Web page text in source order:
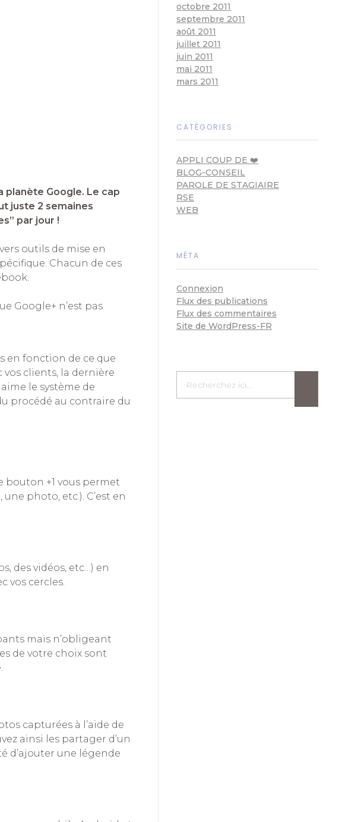
planète Google. Le cap
juste 2 semaines
par jour !
outils de mise en
Chacun de ces
Google+ n’est pas
en fonction de ce que
vos clients, la dernière
le système de
procédé au contraire du
bouton +1 vous permet
photo, etc.). C’est en
des vidéos, etc…) en
vos cercles.
mais n’obligeant
de votre choix sont
capturées à l’aide de
ainsi les partager d’un
d’ajouter une légende
octobre 2011
septembre 2011
août 2011
juillet 2011
juin 2011
mai 2011
mars 2011
CATÉGORIES
APPLI COUP DE ❤️
BLOG-CONSEIL
PAROLE DE STAGIAIRE
RSE
WEB
MÉTA
Connexion
Flux des publications
Flux des commentaires
Site de WordPress-FR